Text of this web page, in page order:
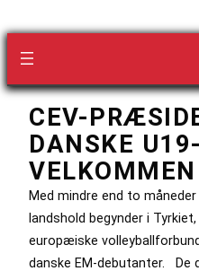
CEV-
DANSKE
Med mindre end to
landshold begynder i
europæiske
danske EM-debutanter. De